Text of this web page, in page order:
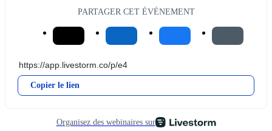
PARTAGER CET ÉVÉNEMENT
Copier le lien
Organisez des webinaires sur